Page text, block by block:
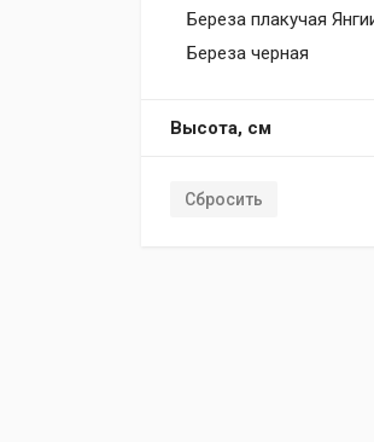
Береза плакучая
Береза черная
Высота, см
Сбросить